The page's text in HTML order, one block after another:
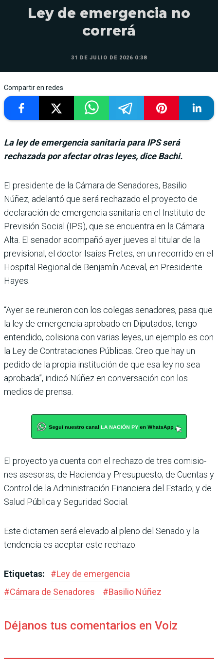
Ley de emergencia no
correrá
31 DE JULIO DE 2026 0:38
Compartir en redes
La ley de emergencia sanitaria para IPS será
rechazada por afectar otras leyes, dice Bachi.
El presidente de la Cámara de Senadores, Basilio
Núñez, adelantó que será rechazado el proyecto de
declaración de emergencia sanitaria en el Instituto de
Previsión Social (IPS), que se encuentra en la Cámara
Alta. El senador acompañó ayer jueves al titu­lar de la
previsional, el doc­tor Isaías Fretes, en un reco­rrido en el
Hospital Regional de Benjamín Aceval, en Pre­sidente
Hayes.
“Ayer se reunieron con los colegas senadores, pasa que
la ley de emergencia aprobado en Diputados, tengo
enten­dido, colisiona con varias leyes, un ejemplo es con
la Ley de Contrataciones Públicas. Creo que hay un
pedido de la propia institución de que esa ley no sea
aprobada”, indicó Núñez en conversación con los
medios de prensa.
El proyecto ya cuenta con el rechazo de tres comisio­
nes asesoras, de Hacienda y Presupuesto; de Cuentas y
Control de la Administra­ción Financiera del Estado; y de
Salud Pública y Seguri­dad Social.
Este dictamen será elevado al pleno del Senado y la
tenden­cia es aceptar este rechazo.
Etiquetas: #Ley de emergencia
#Cámara de Senadores #Basilio Núñez
Déjanos tus comentarios en Voiz